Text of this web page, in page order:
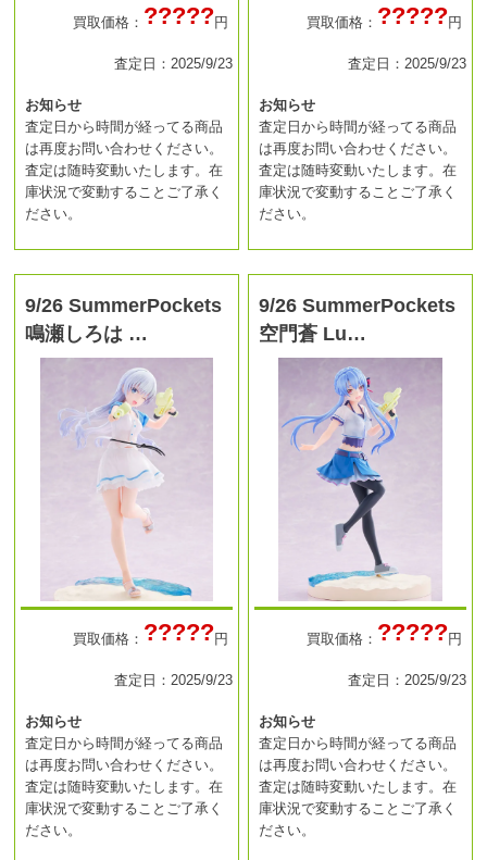
買取価格： ?????円
査定日：2025/9/23
お知らせ
査定日から時間が経ってる商品
は再度お問い合わせください。
査定は随時変動いたします。在
庫状況で変動することご了承く
ださい。
買取価格： ?????円
査定日：2025/9/23
お知らせ
査定日から時間が経ってる商品
は再度お問い合わせください。
査定は随時変動いたします。在
庫状況で変動することご了承く
ださい。
9/26 SummerPockets
鳴瀬しろは …
買取価格： ?????円
査定日：2025/9/23
お知らせ
査定日から時間が経ってる商品
は再度お問い合わせください。
査定は随時変動いたします。在
庫状況で変動することご了承く
ださい。
9/26 SummerPockets
空門蒼 Lu…
買取価格： ?????円
査定日：2025/9/23
お知らせ
査定日から時間が経ってる商品
は再度お問い合わせください。
査定は随時変動いたします。在
庫状況で変動することご了承く
ださい。